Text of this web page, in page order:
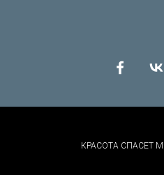
КРАСОТА СПАСЕТ